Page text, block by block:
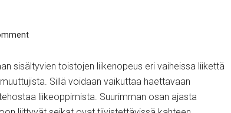
sisältyvien toistojen liikenopeus eri vaiheissa liikettä
Sillä voidaan vaikuttaa haettavaan
liikeoppimista. Suurimman osan ajasta